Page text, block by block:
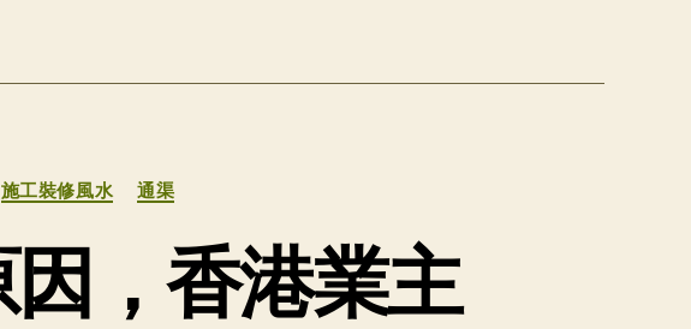
施工裝修風水 通渠
，香港業主